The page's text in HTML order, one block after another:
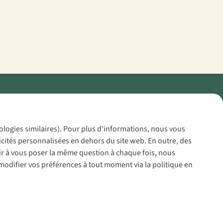
similaires). Pour plus d'informations, nous vous
personnalisées en dehors du site web. En outre, des
à vous poser la même question à chaque fois, nous
vos préférences à tout moment via la politique en